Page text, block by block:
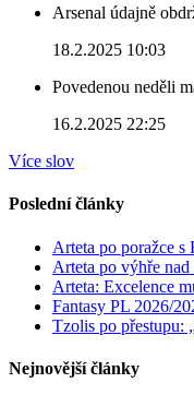
Arsenal údajně
18.2.2025 10:03
Povedenou neděli
16.2.2025 22:25
Více slov
Poslední články
Arteta po poražce s
Arteta po výhře
Arteta: Excelence
Fantasy PL 2026/
Tzolis po přestupu:
Nejnovější články